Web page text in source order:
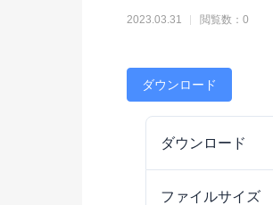
2023.03.31 閲覧数：0
ダウンロード
ダウンロード
ファイルサイズ